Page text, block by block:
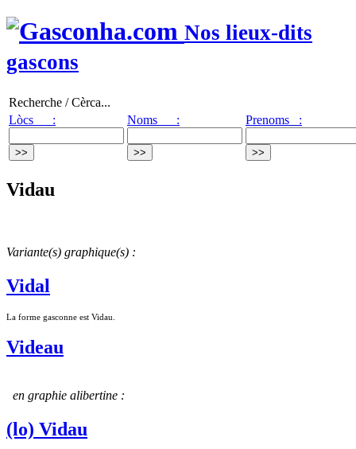
Nos lieux-dits
gascons
Recherche / Cèrca...
Lòcs :
Noms : Prenoms :
Vidau
Variante(s) graphique(s) :
Vidal
La forme gasconne est Vidau.
Videau
en graphie alibertine :
(lo) Vidau